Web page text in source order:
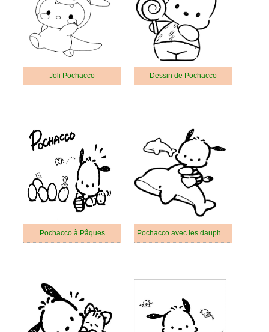
Joli Pochacco Dessin de Pochacco
Pochacco à Pâques Pochacco avec les dauphins